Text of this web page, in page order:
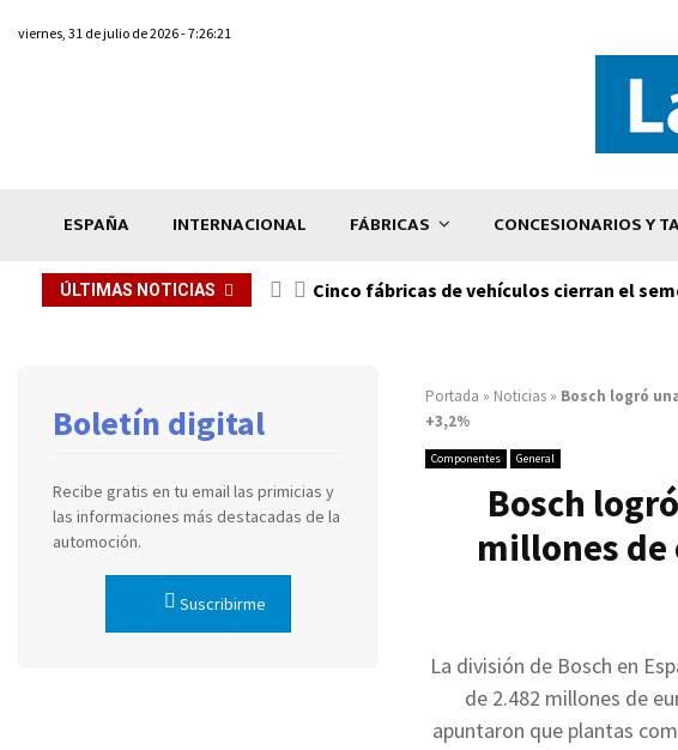
viernes, 31 de julio de 2026 - 7:26:21
ESPAÑA INTERNACIONAL FÁBRICAS CONCESIONARIOS Y
ÚLTIMAS NOTICIAS Cinco fábricas de vehículos cierran el
Portada » Noticias » Bosch logró
+3,2%
Componentes General
Bosch
millones de
La división de Bosch en
de 2.482 millones de
apuntaron que plantas
Boletín digital
Recibe gratis en tu email las primicias y
las informaciones más destacadas de la
automoción.
Suscribirme